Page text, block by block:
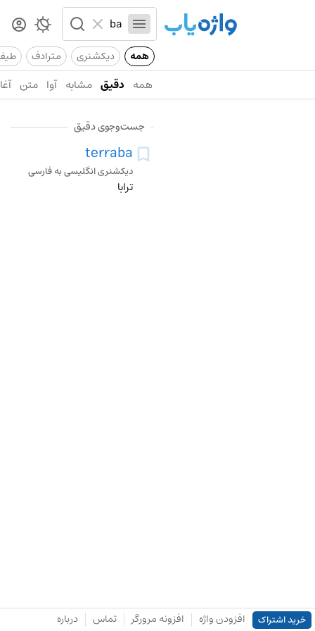
همه دیکشنری مترادف
همه دقیق مشابه آوا متن
جست‌وجوی دقیق
terraba
دیکشنری انگلیسی به فارسی
ترابا
خرید اشتراک افزودن واژه افزونه مرورگر تماس درباره